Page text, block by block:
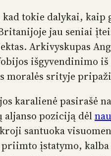
tokie dalykai, kaip
jau seniai
Arkivyskupas
išgyvendinimo
moralės srityje
karalienė pasirašė
aljanso poziciją dėl
santuoka
įstatymo,